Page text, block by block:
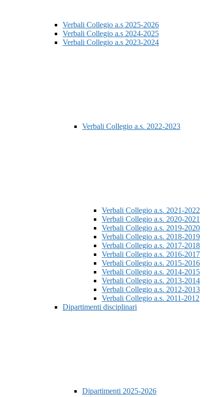
Verbali Collegio a.s 2025-2026
Verbali Collegio a.s 2024-2025
Verbali Collegio a.s 2023-2024
Verbali Collegio a.s. 2022-2023
Verbali Collegio a.s. 2021-2022
Verbali Collegio a.s. 2020-2021
Verbali Collegio a.s. 2019-2020
Verbali Collegio a.s. 2018-2019
Verbali Collegio a.s. 2017-2018
Verbali Collegio a.s. 2016-2017
Verbali Collegio a.s. 2015-2016
Verbali Collegio a.s. 2014-2015
Verbali Collegio a.s. 2013-2014
Verbali Collegio a.s. 2012-2013
Verbali Collegio a.s. 2011-2012
Dipartimenti disciplinari
Dipartimenti 2025-2026